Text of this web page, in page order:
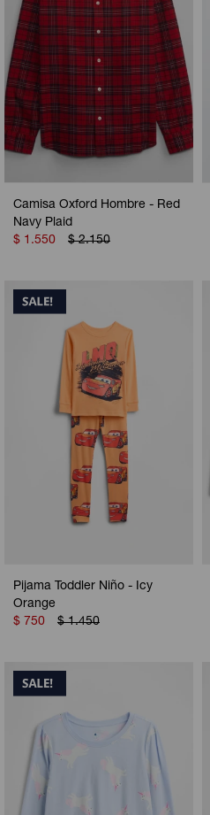
Camisa Oxford Hombre - Red
Navy Plaid
$ 1.550 $ 2.150
Pijama Toddler Niño - Icy
Orange
$ 750 $ 1.450
Camperas
Musculosas
Shorts
Pijamas
Camperas
Chalecos
Shorts
Polos
Camperas
Chalecos
Ropa interior
Camperas
Pijamas
Sets
Sets